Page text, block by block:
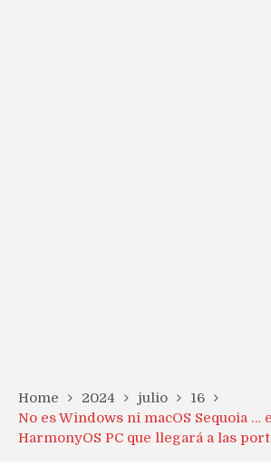
Home 2024 julio
16
No es Windows ni macOS Sequoia …
HarmonyOS PC que llegará a las